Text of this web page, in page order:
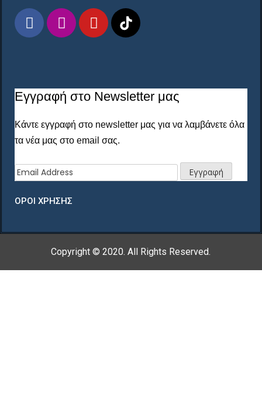
Εγγραφή στο Newsletter μας
Κάντε εγγραφή στο newsletter μας για να λαμβάνετε όλα
τα νέα μας στο email σας.
ΟΡΟΙ ΧΡΗΣΗΣ
Copyright © 2020. All Rights Reserved.